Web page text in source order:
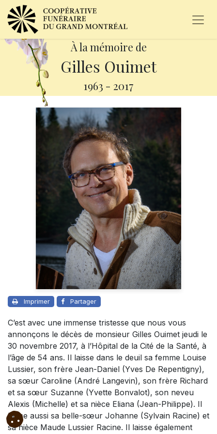
À la mémoire de
Gilles Ouimet
1963 - 2017
Imprimer Partager
C’est avec une immense tristesse que nous vous
annonçons le décès de monsieur Gilles Ouimet jeudi le
30 novembre 2017, à l’Hôpital de la Cité de la Santé, à
l’âge de 54 ans. Il laisse dans le deuil sa femme Louise
Lussier, son frère Jean-Daniel (Yves De Repentigny),
sa sœur Caroline (André Langevin), son frère Richard
et sa sœur Suzanne (Yvette Bonvalot), son neveu
Alexis (Michelle) et sa nièce Eliana (Jean-Philippe). Il
laisse aussi sa belle-sœur Johanne (Sylvain Racine) et
sa nièce Maude Lussier Racine. Il laisse également